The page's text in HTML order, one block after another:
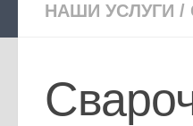
НАШИ УСЛУГИ /